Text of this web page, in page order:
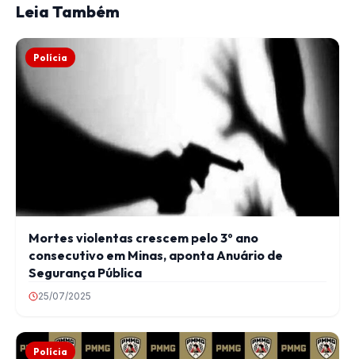
Leia Também
Polícia
Mortes violentas crescem pelo 3º ano
consecutivo em Minas, aponta Anuário de
Segurança Pública
25/07/2025
Polícia